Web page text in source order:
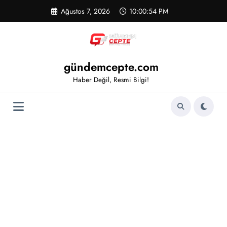
Ağustos 7, 2026 10:00:54 PM
gündemcepte.com
Haber Değil, Resmi Bilgi!